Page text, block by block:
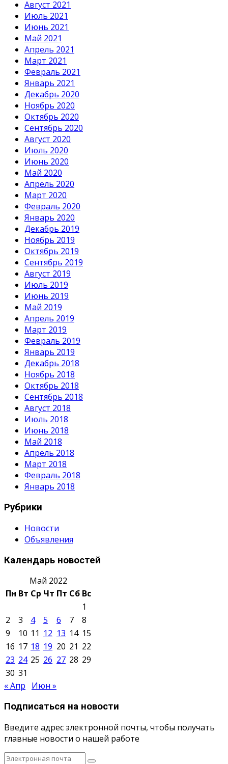
Август 2021
Июль 2021
Июнь 2021
Май 2021
Апрель 2021
Март 2021
Февраль 2021
Январь 2021
Декабрь 2020
Ноябрь 2020
Октябрь 2020
Сентябрь 2020
Август 2020
Июль 2020
Июнь 2020
Май 2020
Апрель 2020
Март 2020
Февраль 2020
Январь 2020
Декабрь 2019
Ноябрь 2019
Октябрь 2019
Сентябрь 2019
Август 2019
Июль 2019
Июнь 2019
Май 2019
Апрель 2019
Март 2019
Февраль 2019
Январь 2019
Декабрь 2018
Ноябрь 2018
Октябрь 2018
Сентябрь 2018
Август 2018
Июль 2018
Июнь 2018
Май 2018
Апрель 2018
Март 2018
Февраль 2018
Январь 2018
Рубрики
Новости
Объявления
Календарь новостей
Май 2022
Пн Вт Ср Чт Пт Сб Вс
1
2
3 4 5 6 7
8
9
10 11 12 13 14 15
16 17 18 19 20 21 22
23 24 25 26 27 28 29
30 31
« Апр
Июн »
Подписаться на новости
Введите адрес электронной почты, чтобы получать
главные новости о нашей работе